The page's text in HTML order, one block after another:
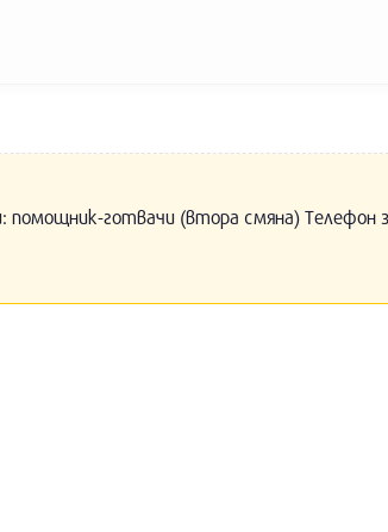
готвачи (втора смяна) Телефон